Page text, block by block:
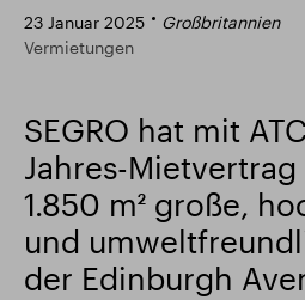
Intelligenter Park
23 Januar 2025
Großbritannien
Vermietungen
SEGRO hat mit
Jahres-
1.850 m² große,
und
der Edinburgh